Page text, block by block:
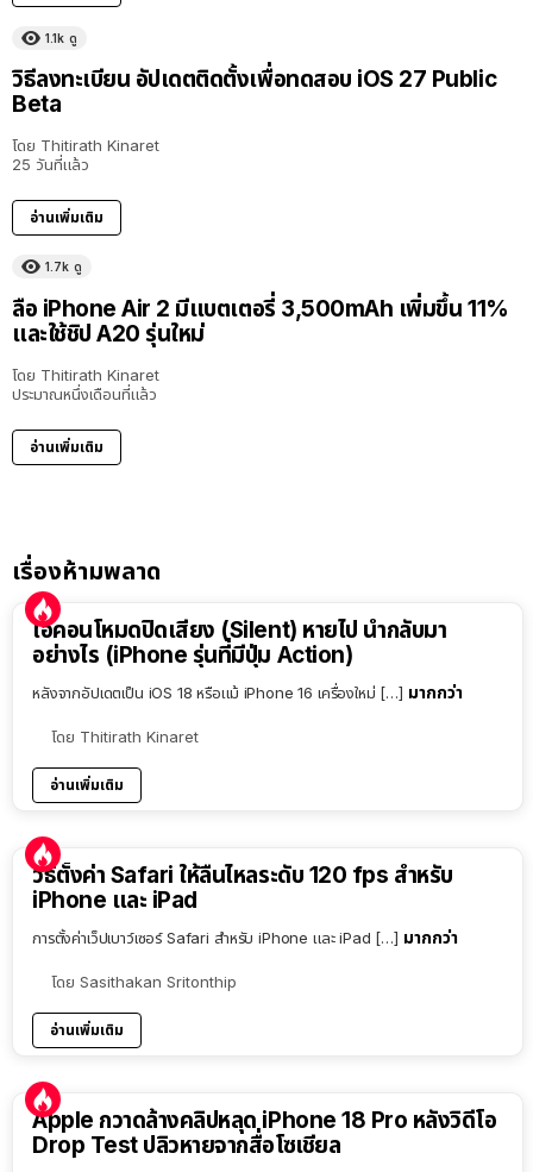
1.1k ดู
วิธีลงทะเบียน อัปเดตติดตั้งเพื่อทดสอบ iOS 27 Public
Beta
โดย Thitirath Kinaret
25 วันที่แล้ว
อ่านเพิ่มเติม
1.7k ดู
ลือ iPhone Air 2 มีแบตเตอรี่ 3,500mAh เพิ่มขึ้น 11%
และใช้ชิป A20 รุ่นใหม่
โดย Thitirath Kinaret
ประมาณหนึ่งเดือนที่แล้ว
อ่านเพิ่มเติม
เรื่องห้ามพลาด
ไอคอนโหมดปิดเสียง (Silent) หายไป นำกลับมา
อย่างไร (iPhone รุ่นที่มีปุ่ม Action)
หลังจากอัปเดตเป็น iOS 18 หรือแม้ iPhone 16 เครื่องใหม่ […] มากกว่า
โดย Thitirath Kinaret
อ่านเพิ่มเติม
วิธีตั้งค่า Safari ให้ลื่นไหลระดับ 120 fps สำหรับ
iPhone และ iPad
การตั้งค่าเว็ปเบาว์เซอร์ Safari สำหรับ iPhone และ iPad […] มากกว่า
โดย Sasithakan Sritonthip
อ่านเพิ่มเติม
Apple กวาดล้างคลิปหลุด iPhone 18 Pro หลังวิดีโอ
Drop Test ปลิวหายจากสื่อโซเชียล